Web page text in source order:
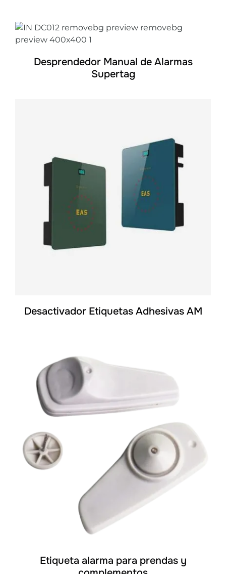
DETALLES
Desprendedor Manual de Alarmas
Supertag
Desactivador Etiquetas Adhesivas AM
DETALLES
Etiqueta alarma para prendas y